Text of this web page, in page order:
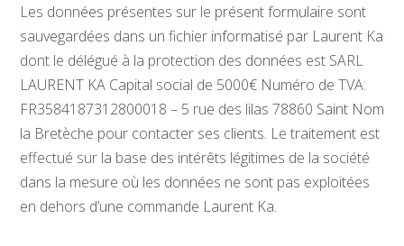
Les données présentes sur le présent formulaire sont
sauvegardées dans un fichier informatisé par Laurent Ka
dont le délégué à la protection des données est SARL
LAURENT KA Capital social de 5000€ Numéro de TVA:
FR3584187312800018 – 5 rue des lilas 78860 Saint Nom
la Bretèche pour contacter ses clients. Le traitement est
effectué sur la base des intérêts légitimes de la société
dans la mesure où les données ne sont pas exploitées
en dehors d’une commande Laurent Ka.